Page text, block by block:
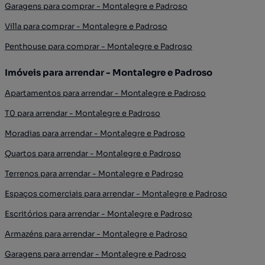
Garagens para comprar - Montalegre e Padroso
Villa para comprar - Montalegre e Padroso
Penthouse para comprar - Montalegre e Padroso
Imóveis para arrendar - Montalegre e Padroso
Apartamentos para arrendar - Montalegre e Padroso
T0 para arrendar - Montalegre e Padroso
Moradias para arrendar - Montalegre e Padroso
Quartos para arrendar - Montalegre e Padroso
Terrenos para arrendar - Montalegre e Padroso
Espaços comerciais para arrendar - Montalegre e Padroso
Escritórios para arrendar - Montalegre e Padroso
Armazéns para arrendar - Montalegre e Padroso
Garagens para arrendar - Montalegre e Padroso